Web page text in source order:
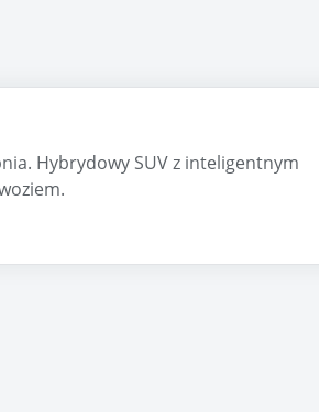
Hybrydowy SUV z inteligentnym